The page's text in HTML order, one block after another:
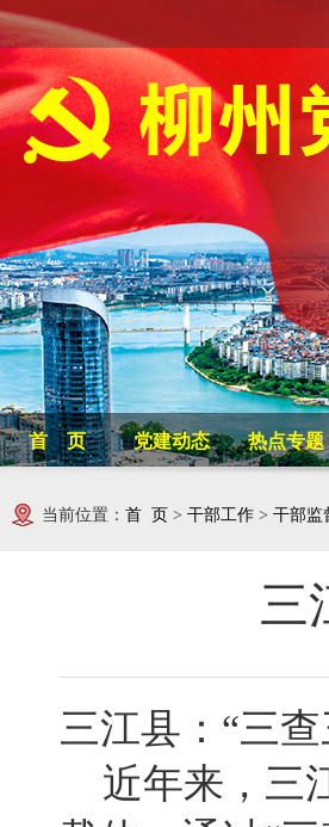
首 页 党建动态 热点专题
当前位置： 首 页 > 干部工作 > 干部监
三
三江县：“三
近年来，三